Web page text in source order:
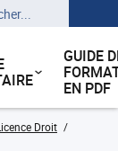
GUIDE
EN PDF
Droit